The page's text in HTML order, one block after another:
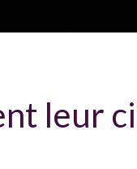
H
e
À propos
leur